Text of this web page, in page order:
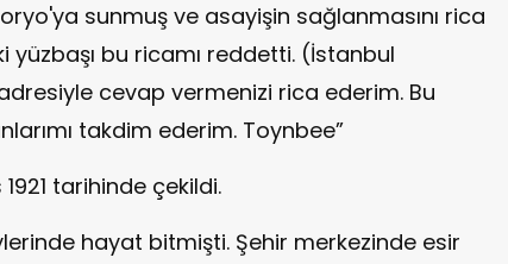
sunmuş ve asayişin sağlanmasını rica
yüzbaşı bu ricamı reddetti. (İstanbul
cevap vermenizi rica ederim. Bu
takdim ederim. Toynbee”
tarihinde çekildi.
hayat bitmişti. Şehir merkezinde esir